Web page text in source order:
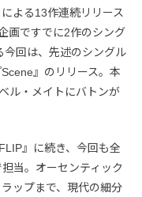
よる13作連続リリース
画ですでに2作のシング
今回は、先述のシングル
』のリリース。本
ル・メイトにバトンが
』に続き、今回も全
当。オーセンティック
ップまで、現代の細分